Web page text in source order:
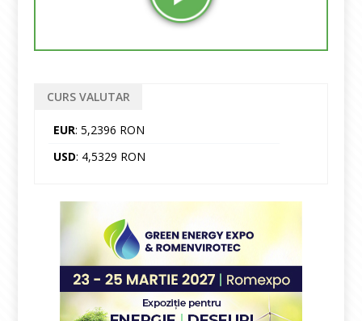
CURS VALUTAR
EUR: 5,2396 RON
USD: 4,5329 RON